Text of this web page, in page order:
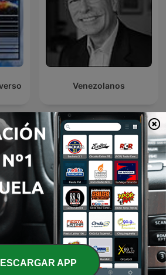
Venezolanos
HISTORIAS DE LA
HISTORIA
APP